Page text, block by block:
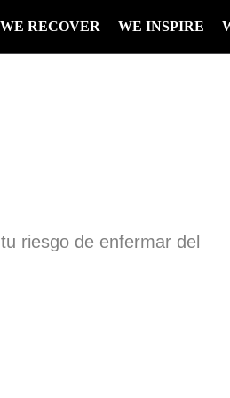
WE RECOVER WE INSPIRE
riesgo de enfermar del